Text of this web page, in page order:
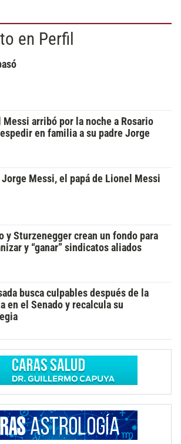
en Perfil
Messi arribó por la noche a Rosario
en familia a su padre Jorge
Jorge Messi, el papá de Lionel Messi
y Sturzenegger crean un fondo para
y “ganar” sindicatos aliados
busca culpables después de la
en el Senado y recalcula su